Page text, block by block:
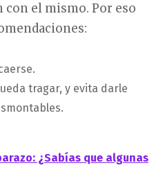
con el mismo. Por eso
tragar, y evita darle
¿Sabías que algunas